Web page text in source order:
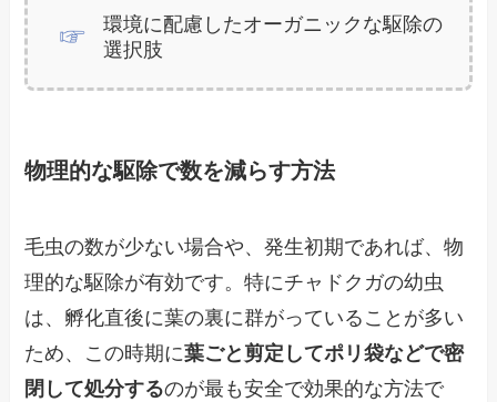
環境に配慮したオーガニックな駆除の
選択肢
物理的な駆除で数を減らす方法
毛虫の数が少ない場合や、発生初期であれば、物
理的な駆除が有効です。特にチャドクガの幼虫
は、孵化直後に葉の裏に群がっていることが多い
ため、この時期に葉ごと剪定してポリ袋などで密
閉して処分するのが最も安全で効果的な方法で